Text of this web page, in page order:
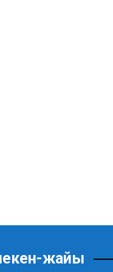
жайы